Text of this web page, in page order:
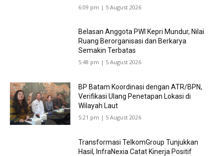
6:09 pm | 5 August 2026
Belasan Anggota PWI Kepri Mundur, Nilai
Ruang Berorganisasi dan Berkarya
Semakin Terbatas
5:48 pm | 5 August 2026
BP Batam Koordinasi dengan ATR/BPN,
Verifikasi Ulang Penetapan Lokasi di
Wilayah Laut
5:21 pm | 5 August 2026
Transformasi TelkomGroup Tunjukkan
Hasil, InfraNexia Catat Kinerja Positif